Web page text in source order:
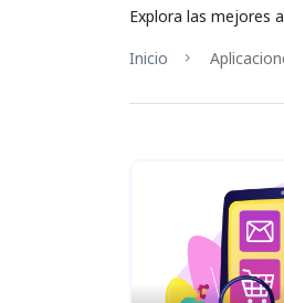
Explora las mejores
Inicio